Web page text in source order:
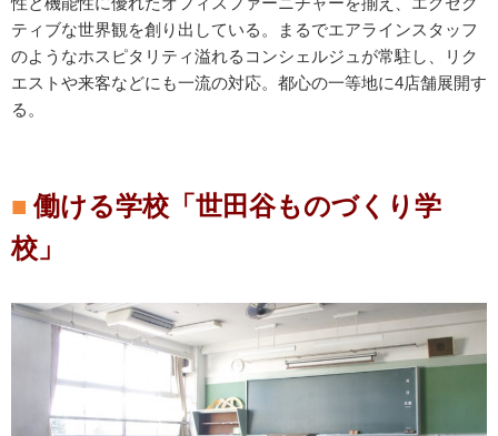
ティブな世界観を創り出している。まるでエアラインスタッフ
のようなホスピタリティ溢れるコンシェルジュが常駐し、リク
エストや来客などにも一流の対応。都心の一等地に4店舗展開す
る。
働ける学校「世田谷ものづくり学
校」